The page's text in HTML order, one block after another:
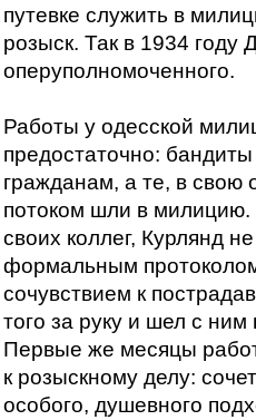
путевке служить в
розыск. Так в 1934
оперуполномоченного.
Работы у одесской
предостаточно:
гражданам, а те, в свою
потоком шли в милицию.
своих коллег, Курлянд
формальным
сочувствием к
того за руку и шел с
Первые же месяцы
к розыскному делу:
особого, душевного